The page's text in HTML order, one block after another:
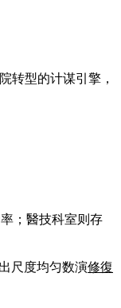
转型的计谋引擎，
；醫技科室则存
尺度均匀数演修復